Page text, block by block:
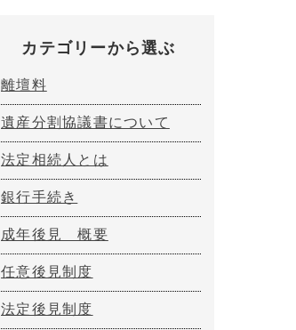
カテゴリーから選ぶ
離壇料
遺産分割協議書について
法定相続人とは
銀行手続き
成年後見 概要
任意後見制度
法定後見制度